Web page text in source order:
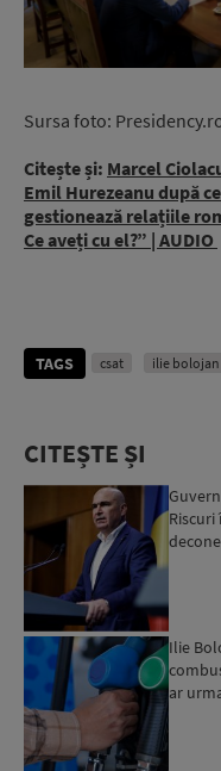
Sursa foto:
Citește și: Marcel
Emil Hurezeanu după
gestionează relațiile
Ce aveți cu el?” | AUDIO
TAGS csat ilie bolojan
CITEȘTE ȘI
Ilie
ar